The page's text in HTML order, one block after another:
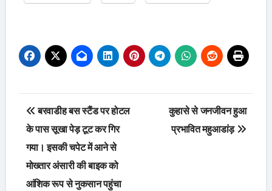
Post
navigation
बरवाडीह बस स्टैंड पर होटल
के पास सूखा पेड़ टूट कर गिर
गया। इसकी चपेट में आने से
मोख्तार अंसारी की बाइक को
आंशिक रूप से नुकसान पहुंचा
कुहासे से जनजीवन हुआ
प्रभावित महुआडांड़